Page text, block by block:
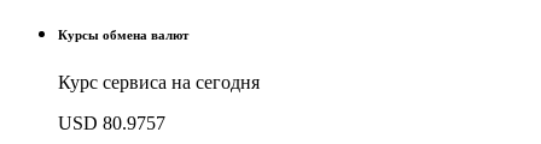
Курсы обмена валют
Курс сервиса на сегодня
USD 80.9757